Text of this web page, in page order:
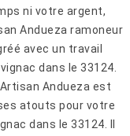
ni votre argent,
Andueza ramoneur
avec un travail
dans le 33124.
Andueza est
atouts pour votre
dans le 33124. Il